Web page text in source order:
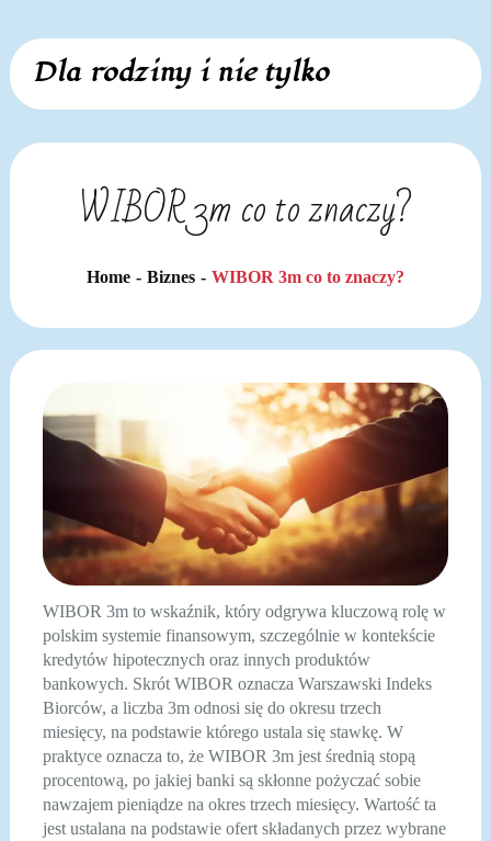
Skip
content
Dla rodziny i nie tylko
WIBOR 3m co to znaczy?
Home Biznes WIBOR 3m co to znaczy?
WIBOR 3m to wskaźnik, który odgrywa kluczową rolę w
polskim systemie finansowym, szczególnie w kontekście
kredytów hipotecznych oraz innych produktów
bankowych. Skrót WIBOR oznacza Warszawski Indeks
Biorców, a liczba 3m odnosi się do okresu trzech
miesięcy, na podstawie którego ustala się stawkę. W
praktyce oznacza to, że WIBOR 3m jest średnią stopą
procentową, po jakiej banki są skłonne pożyczać sobie
nawzajem pieniądze na okres trzech miesięcy. Wartość ta
jest ustalana na podstawie ofert składanych przez wybrane